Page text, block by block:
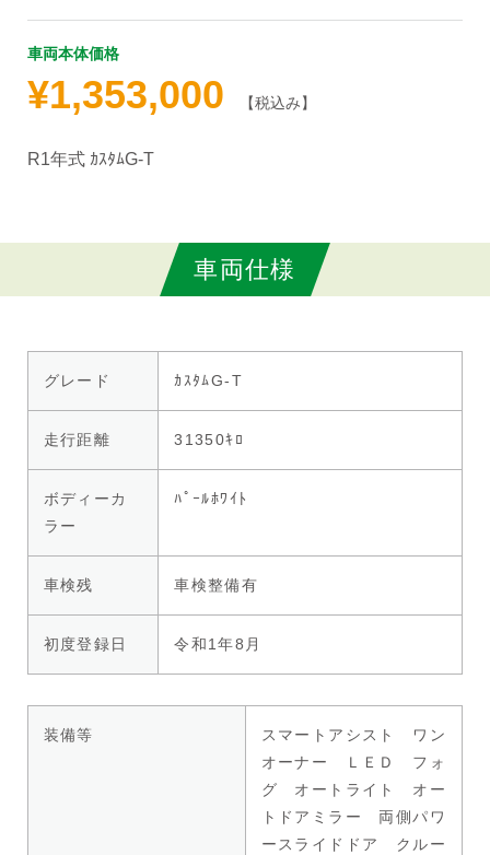
車両本体価格
¥1,353,000 【税込み】
R1年式 ｶｽﾀﾑG-T
車両仕様
グレード ｶｽﾀﾑG-T
走行距離 31350ｷﾛ
ボディーカ
ラー
ﾊﾟｰﾙﾎﾜｲﾄ
車検残 車検整備有
初度登録日 令和1年8月
装備等
スマートアシスト ワン
オーナー ＬＥＤ フォ
グ オートライト オー
トドアミラー 両側パワ
ースライドドア クルー